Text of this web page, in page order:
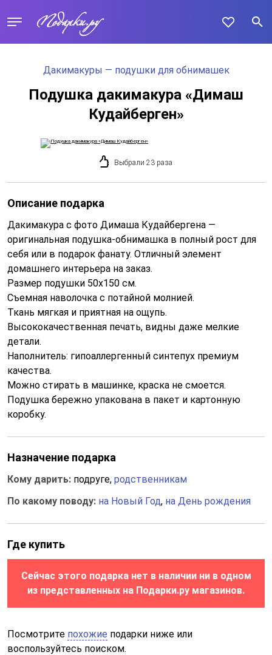
Дакимакуры — подушки для обнимашек
Подушка дакимакура «Димаш
Кудайберген»
Выбрали 23 раза
Описание подарка
Дакимакура с фото Димаша Кудайбергена —
оригинальная подушка-обнимашка в полный рост для
себя или в подарок фанату. Отличный элемент
домашнего интерьера на заказ.
Размер подушки 50x150 см.
Съемная наволочка с потайной молнией.
Ткань мягкая и приятная на ощупь.
Высококачественная печать, видны даже мелкие
детали.
Наполнитель: гипоаллергенный синтепух премиум
качества.
Можно стирать в машинке, краска не смоется.
Подушка бережно упакована в пакет и картонную
коробку.
Назначение подарка
Кому дарить: подруге, родственникам
По какому поводу: на Новый Год, на День рождения
Где купить
Сейчас этого подарка нет в наличии ни в одном
из представленных на Подарки.ру магазинов.
Посмотрите похожие подарки ниже или
воспользуйтесь поиском.